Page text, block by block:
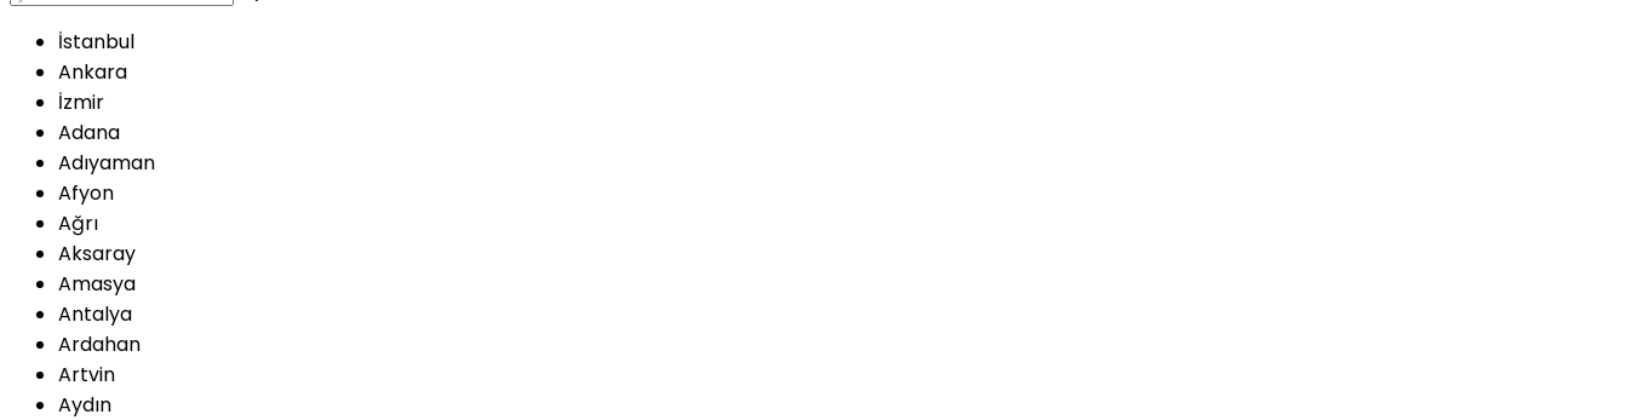
İstanbul
Ankara
İzmir
Adana
Adıyaman
Afyon
Ağrı
Aksaray
Amasya
Antalya
Ardahan
Artvin
Aydın